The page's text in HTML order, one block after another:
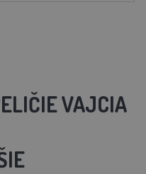
VAJCIA